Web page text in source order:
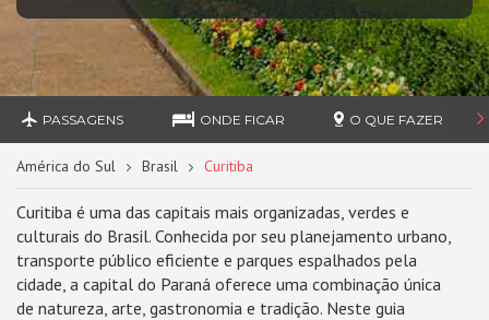
PASSAGENS ONDE FICAR O QUE FAZER
América do Sul Brasil Curitiba
Curitiba é uma das capitais mais organizadas, verdes e
culturais do Brasil. Conhecida por seu planejamento urbano,
transporte público eficiente e parques espalhados pela
cidade, a capital do Paraná oferece uma combinação única
de natureza, arte, gastronomia e tradição. Neste guia